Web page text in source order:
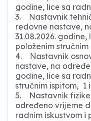
godine, lice sa
3. Nastavnik
redovne nastave,
31.08.2026.
položenim
4. Nastavnik
nastave, na
godine, lice sa
stručnim ispitom, 1
5. Nastavnik
određeno vrijeme
radnim iskustvom i